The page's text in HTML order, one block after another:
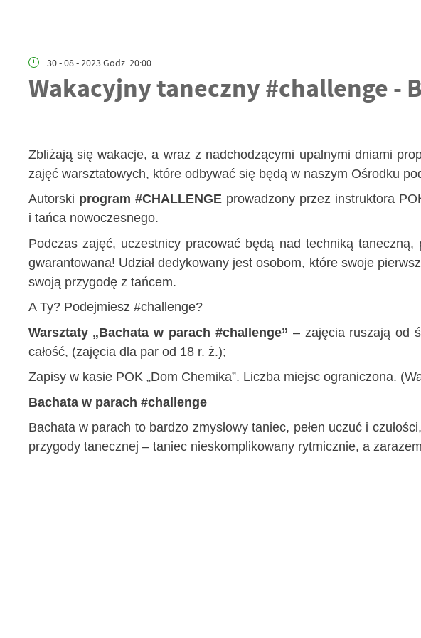
30 - 08 - 2023 Godz. 20:00
Wakacyjny taneczny #challenge -
Zbliżają się wakacje, a wraz z nadchodzącymi upalnymi dniami
zajęć warsztatowych, które odbywać się będą w naszym Ośrodku
Autorski program #CHALLENGEprowadzony przez instruktora
i tańca nowoczesnego.
Podczas zajęć, uczestnicy pracować będą nad techniką
gwarantowana! Udział dedykowany jest osobom, które swoje
swoją przygodę z tańcem.
A Ty? Podejmiesz #challenge?
Warsztaty „Bachata w parach #challenge” – zajęcia ruszają od
całość, (zajęcia dla par od 18 r. ż.);
Zapisy w kasie POK „Dom Chemika”. Liczba miejsc ograniczona.
Bachata w parach #challenge
Bachata w parach to bardzo zmysłowy taniec, pełen uczuć i
przygody tanecznej – taniec nieskomplikowany rytmicznie, a